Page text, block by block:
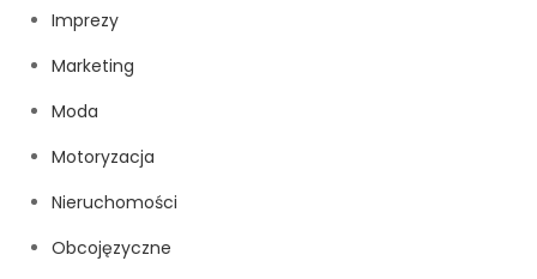
Imprezy
Marketing
Moda
Motoryzacja
Nieruchomości
Obcojęzyczne